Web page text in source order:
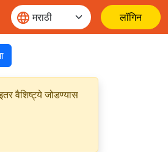
लॉगिन
वैशिष्ट्ये जोडण्यास